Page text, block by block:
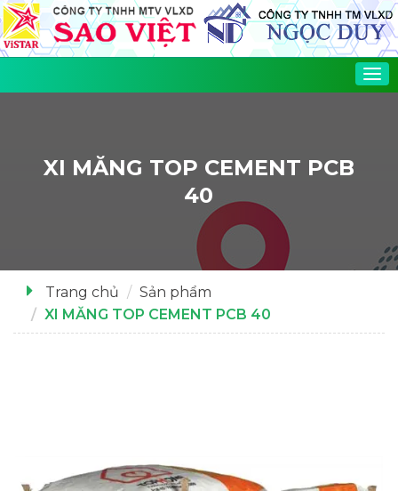
XI MĂNG TOP CEMENT PCB
40
Trang chủ
Sản phẩm
XI MĂNG TOP CEMENT PCB 40